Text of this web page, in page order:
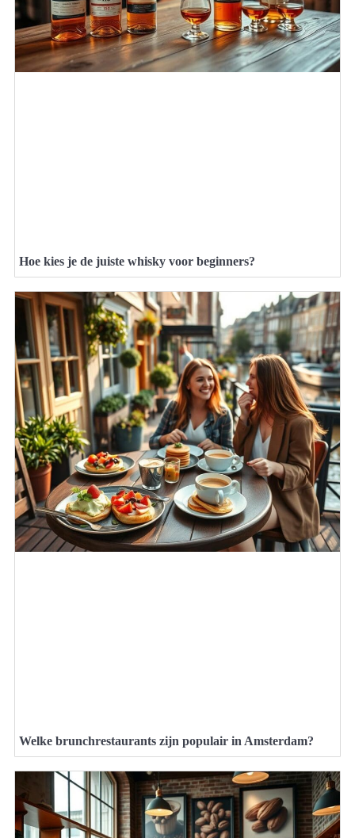
Hoe kies je de juiste whisky voor beginners?
Welke brunchrestaurants zijn populair in Amsterdam?